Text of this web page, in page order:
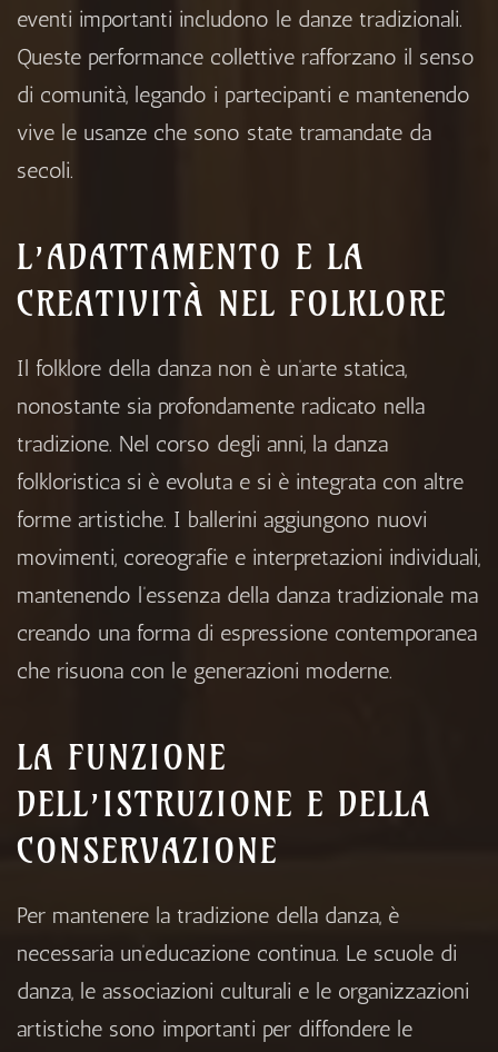
eventi importanti includono le danze tradizionali.
Queste performance collettive rafforzano il senso
di comunità, legando i partecipanti e mantenendo
vive le usanze che sono state tramandate da
secoli.
L’ADATTAMENTO E LA
CREATIVITÀ NEL FOLKLORE
Il folklore della danza non è un’arte statica,
nonostante sia profondamente radicato nella
tradizione. Nel corso degli anni, la danza
folkloristica si è evoluta e si è integrata con altre
forme artistiche. I ballerini aggiungono nuovi
movimenti, coreografie e interpretazioni individuali,
mantenendo l’essenza della danza tradizionale ma
creando una forma di espressione contemporanea
che risuona con le generazioni moderne.
LA FUNZIONE
DELL’ISTRUZIONE E DELLA
CONSERVAZIONE
Per mantenere la tradizione della danza, è
necessaria un’educazione continua. Le scuole di
danza, le associazioni culturali e le organizzazioni
artistiche sono importanti per diffondere le